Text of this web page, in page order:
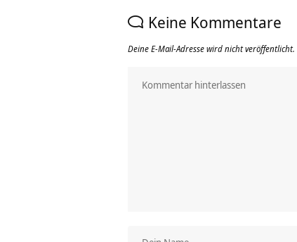
Keine Kommentare
Deine E-Mail-Adresse wird nicht veröffentlicht.